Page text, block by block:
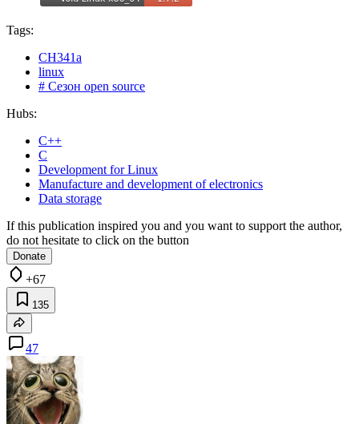
Tags:
CH341a
linux
# Сезон open source
Hubs:
C++
C
Development for Linux
Manufacture and development of electronics
Data storage
If this publication inspired you and you want to support the author,
do not hesitate to click on the button
Donate
+67
135
47